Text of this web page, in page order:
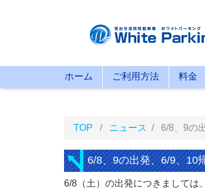
ホーム ご利用方法 料金
TOP ニュース 6/8、9の
6/8、9の出発、6/9、10
6/8（土）の出発につきましては